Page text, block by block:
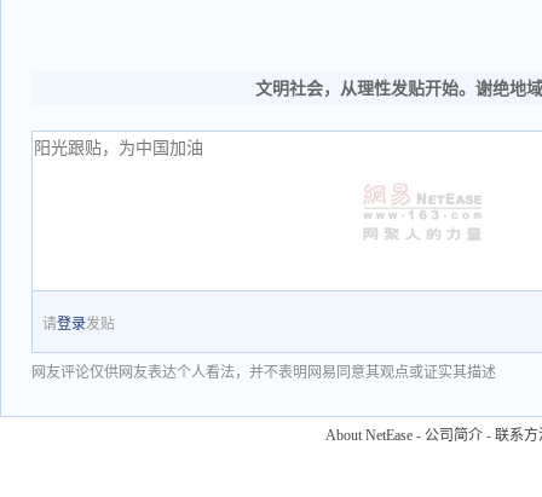
文明社会，从理性发贴开始。谢绝地
请登录发贴
网友评论仅供网友表达个人看法，并不表明网易同意其观点或证实其描述
About NetEase - 公司简介 - 联系方